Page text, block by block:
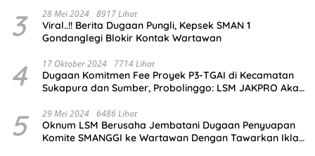
3 28 Mei 2024 8917 Lihat
Viral..!! Berita Dugaan Pungli, Kepsek SMAN 1
Gondanglegi Blokir Kontak Wartawan
4 17 Oktober 2024 7714 Lihat
Dugaan Komitmen Fee Proyek P3-TGAI di Kecamatan
Sukapura dan Sumber, Probolinggo: LSM JAKPRO Akan
5 29 Mei 2024 6486 Lihat
Oknum LSM Berusaha Jembatani Dugaan Penyuapan
Komite SMANGGI ke Wartawan Dengan Tawarkan Iklan